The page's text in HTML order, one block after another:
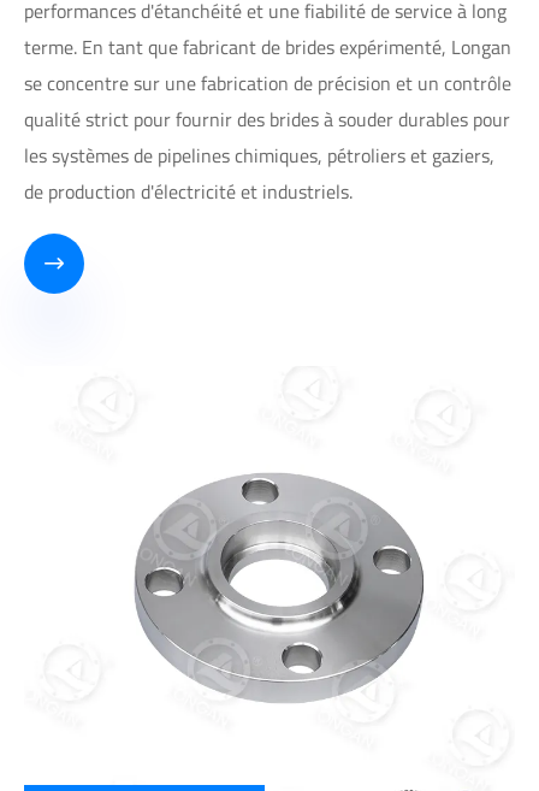
performances d'étanchéité et une fiabilité de service à long
terme. En tant que fabricant de brides expérimenté, Longan
se concentre sur une fabrication de précision et un contrôle
qualité strict pour fournir des brides à souder durables pour
les systèmes de pipelines chimiques, pétroliers et gaziers,
de production d'électricité et industriels.
